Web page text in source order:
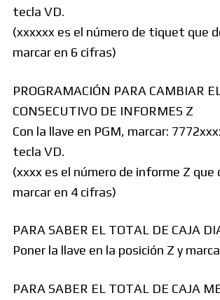
tecla VD.
(xxxxxx es el número de tiquet que
marcar en 6 cifras)
PROGRAMACIÓN PARA CAMBIAR
CONSECUTIVO DE INFORMES Z
Con la llave en PGM, marcar:
tecla VD.
(xxxx es el número de informe Z que
marcar en 4 cifras)
PARA SABER EL TOTAL DE CAJA
Poner la llave en la posición Z y
PARA SABER EL TOTAL DE CAJA